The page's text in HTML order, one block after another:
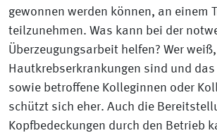
gewonnen werden können, an einem
teilzunehmen. Was kann bei der
Überzeugungsarbeit helfen? Wer
Hautkrebserkrankungen sind und das
sowie betroffene Kolleginnen oder
schützt sich eher. Auch die
Kopfbedeckungen durch den Betrieb